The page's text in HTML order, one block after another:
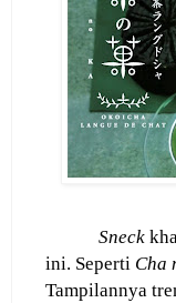
Sneck
ini. Seperti Cha
Tampilannya